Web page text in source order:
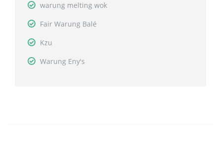
warung melting wok
Fair Warung Balé
Kzu
Warung Eny's